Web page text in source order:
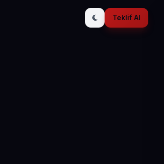
Teklif Al